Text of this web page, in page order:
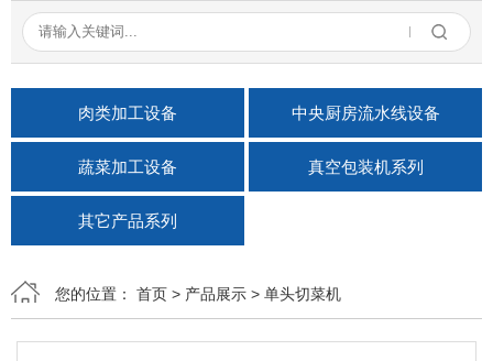
在线留言
联系我们
肉类加工设备 中央厨房流水线设备
蔬菜加工设备 真空包装机系列
其它产品系列
您的位置： 首页 > 产品展示 > 单头切菜机